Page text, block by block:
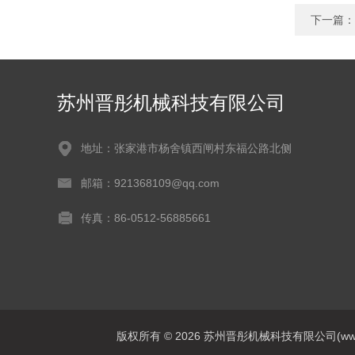
下一篇：
苏州晋彤机械科技有限公司
地址：张家港市杨舍镇西闸村东福公路北侧
邮箱：921368109@qq.com
传真：86-0512-56885661
版权所有 © 2026 苏州晋彤机械科技有限公司